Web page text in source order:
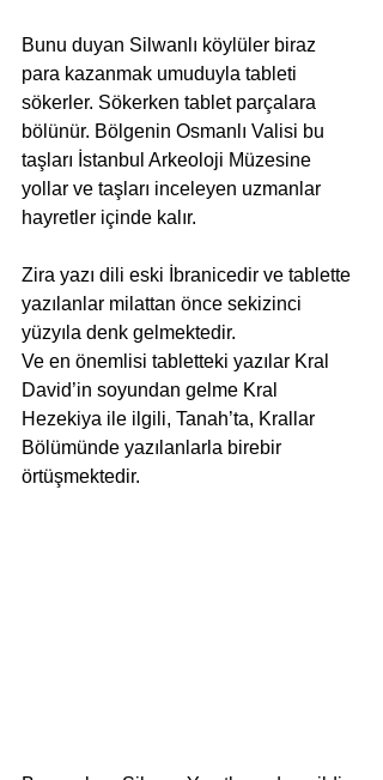
Bunu duyan Silwanlı köylüler biraz
para kazanmak umuduyla tableti
sökerler. Sökerken tablet parçalara
bölünür. Bölgenin Osmanlı Valisi bu
taşları İstanbul Arkeoloji Müzesine
yollar ve taşları inceleyen uzmanlar
hayretler içinde kalır.
Zira yazı dili eski İbranicedir ve tablette
yazılanlar milattan önce sekizinci
yüzyıla denk gelmektedir.
Ve en önemlisi tabletteki yazılar Kral
David’in soyundan gelme Kral
Hezekiya ile ilgili, Tanah’ta, Krallar
Bölümünde yazılanlarla birebir
örtüşmektedir.